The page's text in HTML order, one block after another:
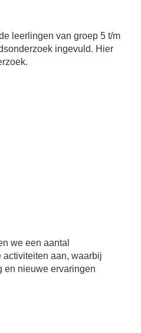
leerlingen van groep 5 t/m
ingevuld. Hier
we een aantal
aan, waarbij
en nieuwe ervaringen